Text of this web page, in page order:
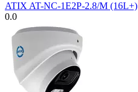
ATIX AT-NC-1E2P-2.8/M (16L+)
0.0